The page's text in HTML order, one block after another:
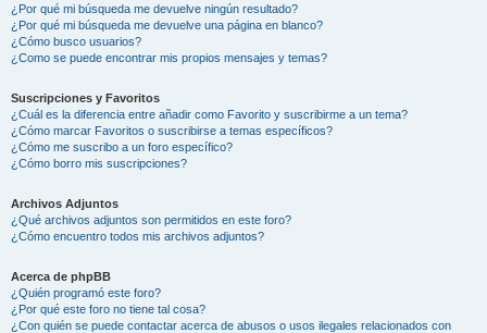
¿Por qué mi búsqueda me devuelve ningún resultado?
¿Por qué mi búsqueda me devuelve una página en blanco?
¿Cómo busco usuarios?
¿Como se puede encontrar mis propios mensajes y temas?
Suscripciones y Favoritos
¿Cuál es la diferencia entre añadir como Favorito y suscribirme a un tema?
¿Cómo marcar Favoritos o suscribirse a temas específicos?
¿Cómo me suscribo a un foro específico?
¿Cómo borro mis suscripciones?
Archivos Adjuntos
¿Qué archivos adjuntos son permitidos en este foro?
¿Cómo encuentro todos mis archivos adjuntos?
Acerca de phpBB
¿Quién programó este foro?
¿Por qué este foro no tiene tal cosa?
¿Con quién se puede contactar acerca de abusos o usos ilegales relacionados con